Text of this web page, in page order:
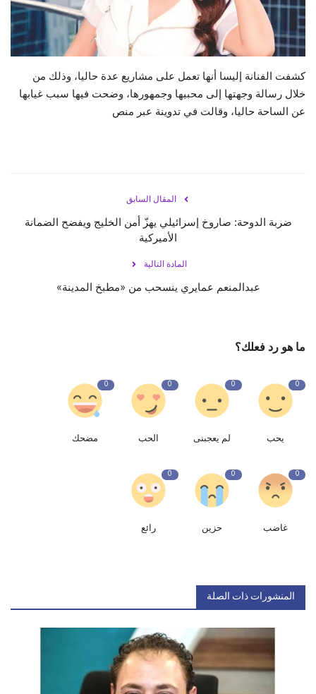
حياة
كشفت الفنانة إليسا أنها تعمل على مشاريع عدة حاليا، وذلك من
خلال رسالة وجهتها إلى محبيها وجمهورها، وضحت فيها سبب غيابها
عن الساحة حاليا، وقالت في تدوينة عبر منص
المقال السابق
ضربة الدوحة: صاروخ إسرائيلي يهزّ أمن الخليج ويفضح الضمانة
الأميركية
المادة التالية
عبدالمنعم عمايري ينسحب من «مطبخ المدينة»
ما هو رد فعلك؟
0
يحب
0
لم يعجبنى
0
الحب
0
مضحك
0
غاضب
0
حزين
0
رائع
المنشورات ذات الصلة